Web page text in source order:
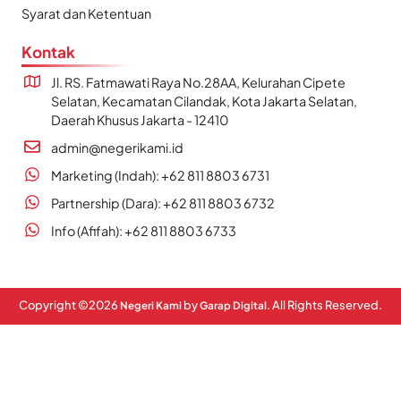
Syarat dan Ketentuan
Kontak
Jl. RS. Fatmawati Raya No.28AA, Kelurahan Cipete
Selatan, Kecamatan Cilandak, Kota Jakarta Selatan,
Daerah Khusus Jakarta - 12410
admin@negerikami.id
Marketing (Indah): +62 811 8803 6731
Partnership (Dara): +62 811 8803 6732
Info (Afifah): +62 811 8803 6733
Copyright ©2026 Negeri Kami byGarap Digital. All Rights Reserved.